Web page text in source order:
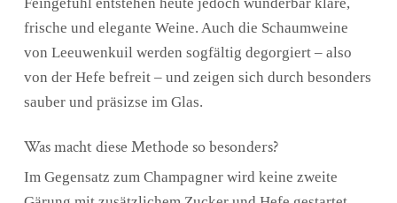
frische und elegante Weine. Auch die Schaumweine
von Leeuwenkuil werden sogfältig degorgiert – also
von der Hefe befreit – und zeigen sich durch besonders
sauber und präsizse im Glas.
Was macht diese Methode so besonders?
Im Gegensatz zum Champagner wird keine zweite